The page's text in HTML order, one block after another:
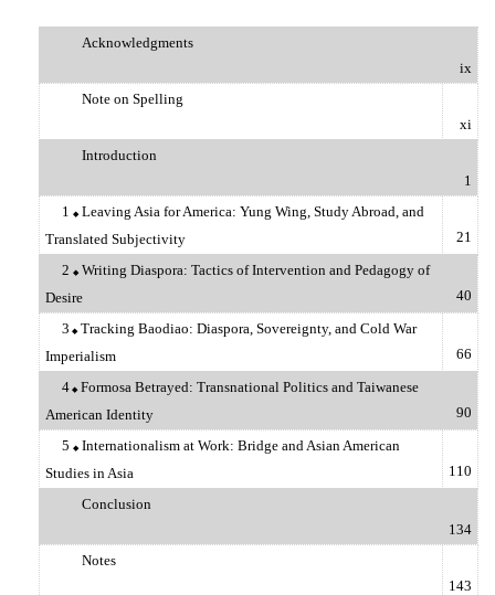
Acknowledgments
ix
Note on Spelling
xi
Introduction
1
1
◆Leaving Asia for America: Yung Wing, Study Abroad, and
Translated Subjectivity
21
2 ◆Writing Diaspora: Tactics of Intervention and Pedagogy of
Desire
40
3 ◆Tracking Baodiao: Diaspora, Sovereignty, and Cold War
Imperialism
66
4◆Formosa Betrayed: Transnational Politics and Taiwanese
American Identity
90
5 ◆Internationalism at Work: Bridge and Asian American
Studies in Asia
110
Conclusion
134
Notes
143